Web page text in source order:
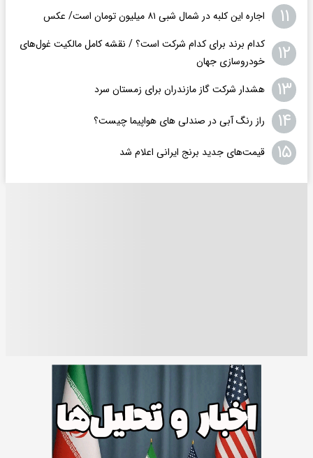
۱۱ اجاره این کلبه در شمال شبی ۸۱ میلیون تومان است/ عکس
۱۲
کدام برند برای کدام شرکت است؟ / نقشه کامل مالکیت غول‌های
خودروسازی جهان
۱۳ هشدار شرکت گاز مازندران برای زمستان سرد
۱۴ راز رنگ آبی در صندلی های هواپیما چیست؟
۱۵ قیمت‌های جدید برنج ایرانی اعلام شد